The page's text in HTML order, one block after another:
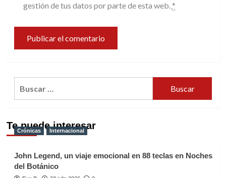
gestión de tus datos por parte de esta web. *
Te puede interesar
Crónicas Internacional
John Legend, un viaje emocional en 88 teclas en Noches
del Botánico